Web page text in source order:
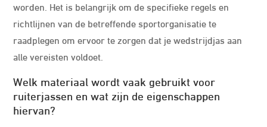
worden. Het is belangrijk om de specifieke regels en
richtlijnen van de betreffende sportorganisatie te
raadplegen om ervoor te zorgen dat je wedstrijdjas aan
alle vereisten voldoet.
Welk materiaal wordt vaak gebruikt voor
ruiterjassen en wat zijn de eigenschappen
hiervan?